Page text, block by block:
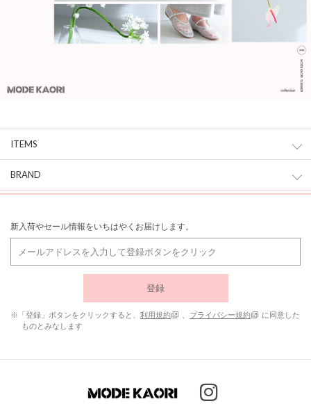
ITEMS
BRAND
新入荷やセール情報をいちはやくお届けします。
登録
※「登録」ボタンをクリックすると、 利用規約 プライバシー規約
に同意した
ものとみなします